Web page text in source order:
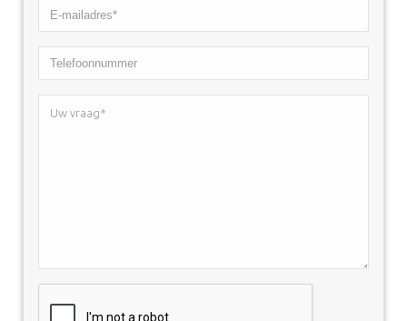
E-
mailadres*
Telefoonnummer
Uw